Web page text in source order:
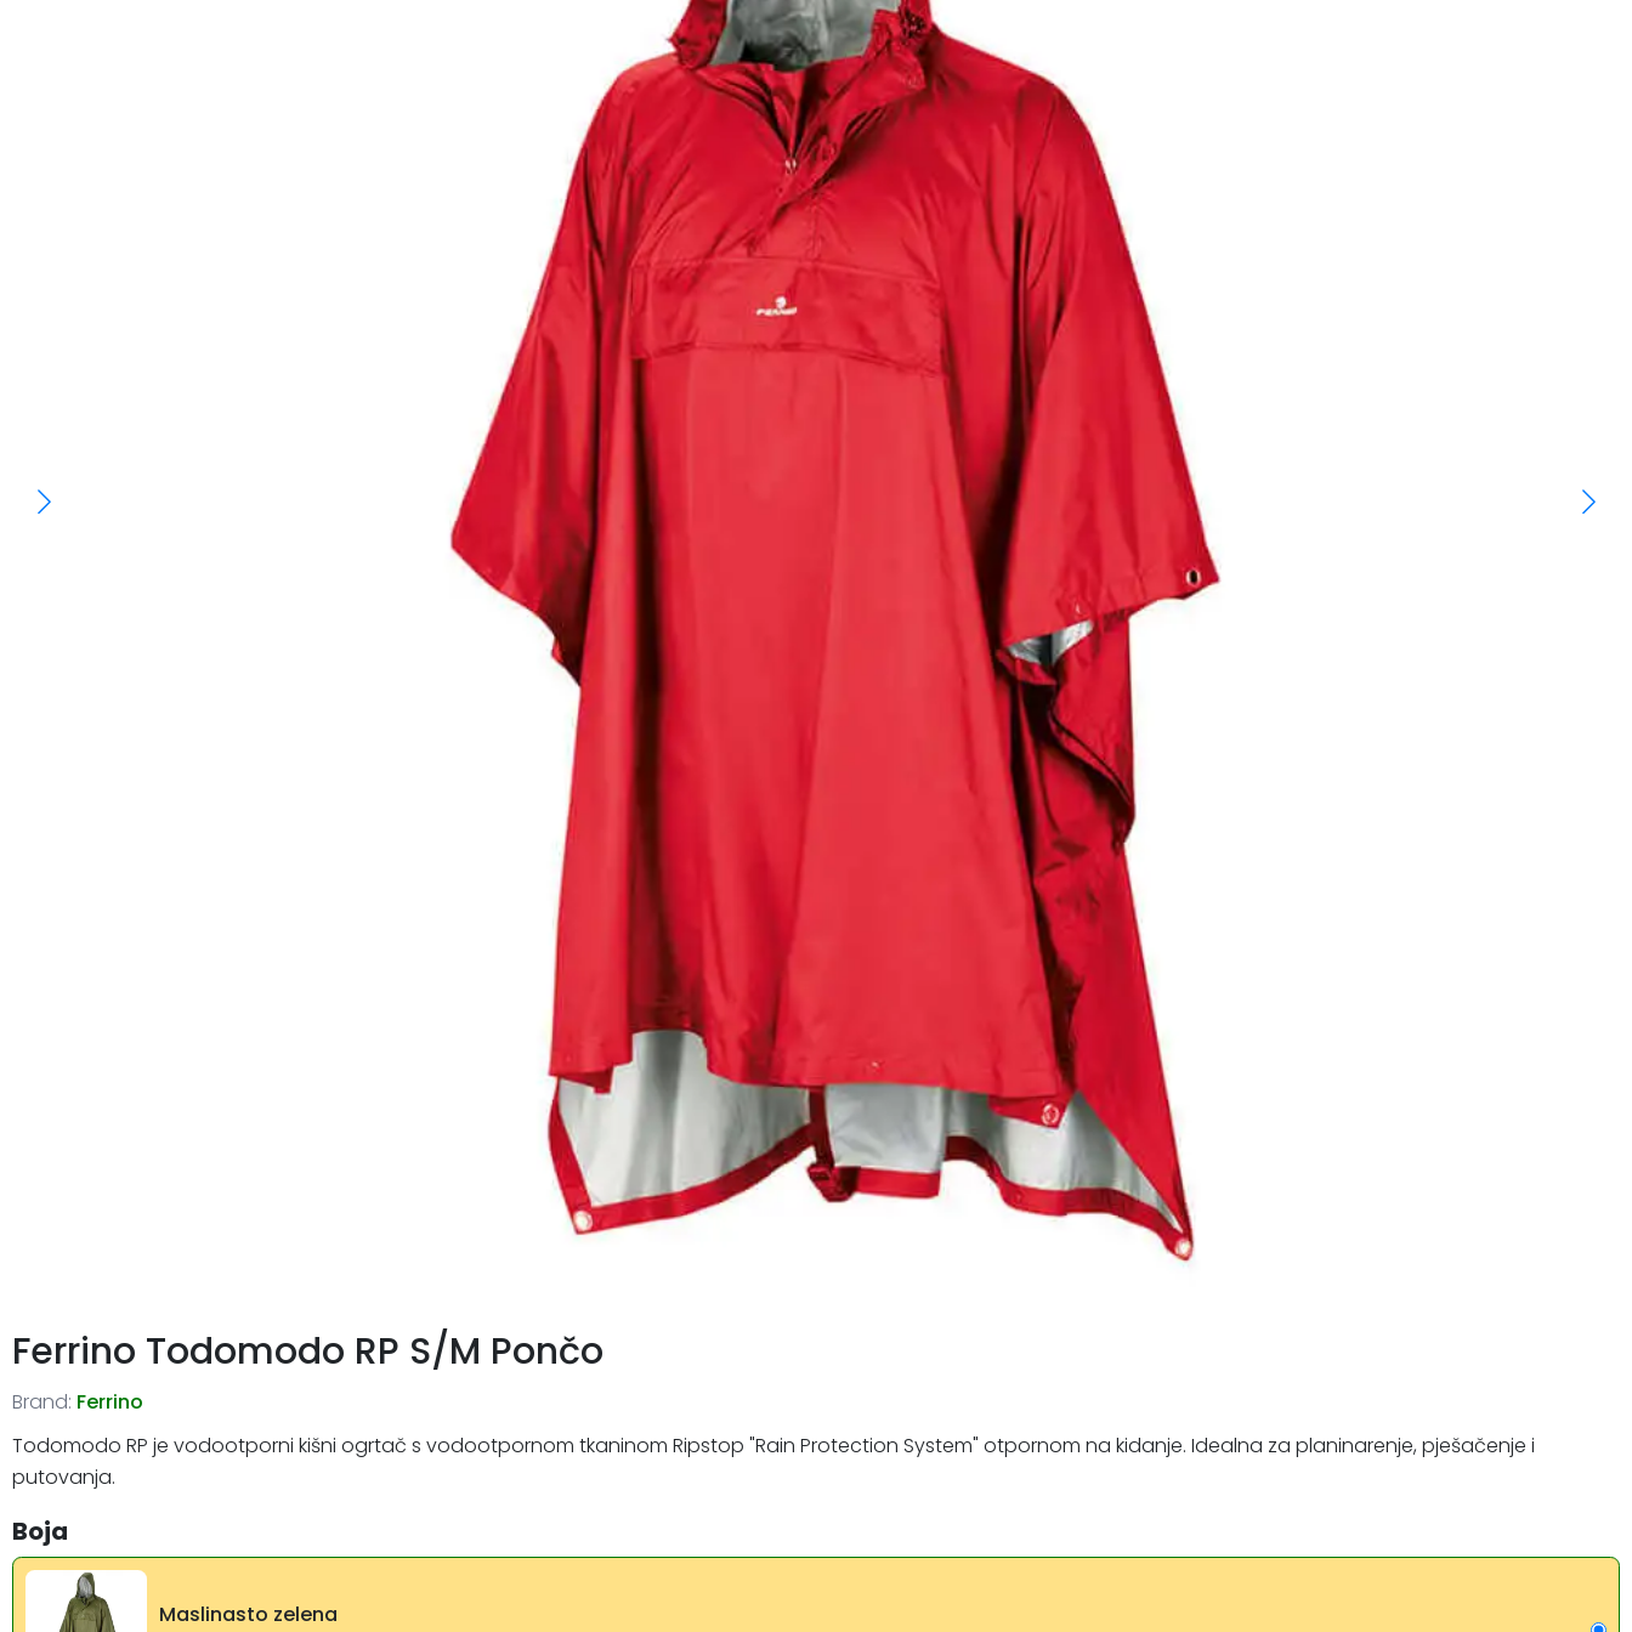
Ferrino Todomodo RP S/M Pončo
Brand: Ferrino
Todomodo RP je vodootporni kišni ogrtač s vodootpornom tkaninom Ripstop "Rain Protection System" otpornom na kidanje. Idealna za planinarenje, pješačenje i
putovanja.
Boja
Maslinasto zelena